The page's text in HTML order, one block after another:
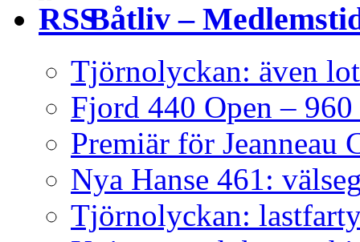
Båtliv –
Tjörnolyckan: även
Fjord 440 Open –
Premiär för Jeanneau
Nya Hanse 461:
Tjörnolyckan: